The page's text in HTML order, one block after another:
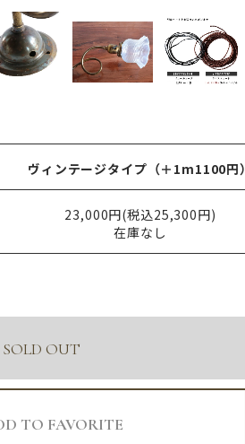
ヴィンテージタイプ（＋1m1100円）
23,000円(税込25,300円)
在庫なし
SOLD OUT
TO FAVORITE